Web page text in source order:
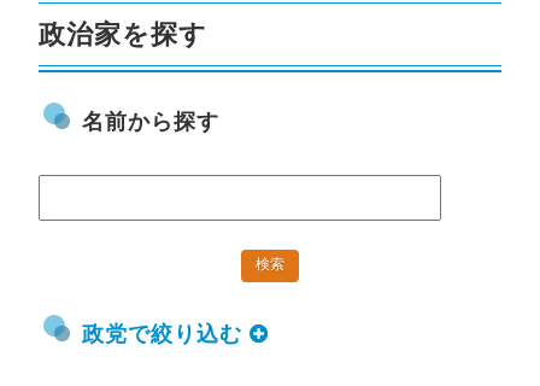
政治家を探す
名前から探す
政党で絞り込む